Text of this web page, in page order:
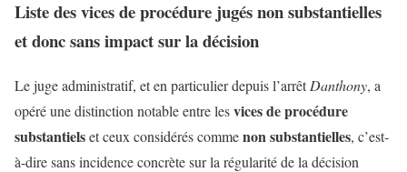
Liste des vices de procédure jugés non substantielles
et donc sans impact sur la décision
Le juge administratif, et en particulier depuis l’arrêtDanthony, a
opéré une distinction notable entre lesvices de procédure
substantielset ceux considérés commenon substantielles, c’est-
à-dire sans incidence concrète sur la régularité de la décision